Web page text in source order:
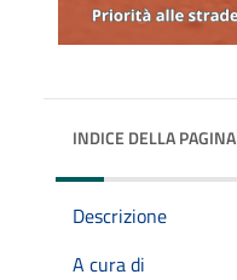
INDICE DELLA PAGINA
Descrizione
A cura di